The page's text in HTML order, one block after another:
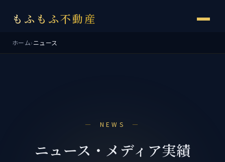
もふもふ不動産
ホーム›ニュース
NEWS
ニュース・メディア実績